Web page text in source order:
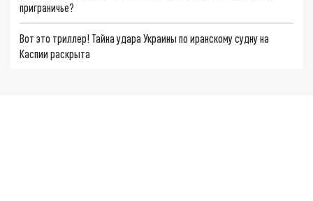
приграничье?
Вот это триллер! Тайна удара Украины по иранскому судну на
Каспии раскрыта